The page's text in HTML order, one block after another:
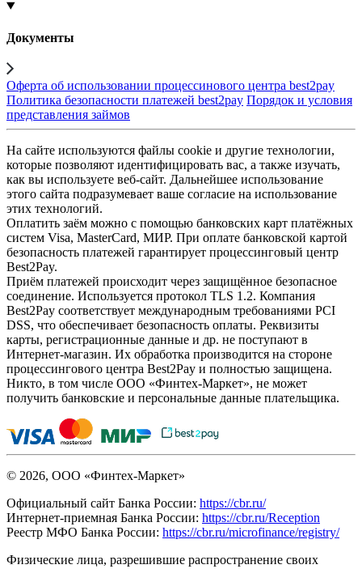
Документы
Оферта об использовании процессинового центра best2pay
Политика безопасности платежей best2pay Порядок и условия
представления займов
На сайте используются файлы cookie и другие технологии,
которые позволяют идентифицировать вас, а также изучать,
как вы используете веб-сайт. Дальнейшее использование
этого сайта подразумевает ваше согласие на использование
этих технологий.
Оплатить заём можно с помощью банковских карт платёжных
систем Visa, MasterCard, МИР. При оплате банковской картой
безопасность платежей гарантирует процессинговый центр
Best2Pay.
Приём платежей происходит через защищённое безопасное
соединение. Используется протокол TLS 1.2. Компания
Best2Pay соответствует международным требованиями PCI
DSS, что обеспечивает безопасность оплаты. Реквизиты
карты, регистрационные данные и др. не поступают в
Интернет-магазин. Их обработка производится на стороне
процессингового центра Best2Pay и полностью защищена.
Никто, в том числе ООО «Финтех-Маркет», не может
получить банковские и персональные данные плательщика.
© 2026, ООО «Финтех-Маркет»
Официальный сайт Банка России: https://cbr.ru/
Интернет-приемная Банка России: https://cbr.ru/Reception
Реестр МФО Банка России: https://cbr.ru/microfinance/registry/
Физические лица, разрешившие распространение своих